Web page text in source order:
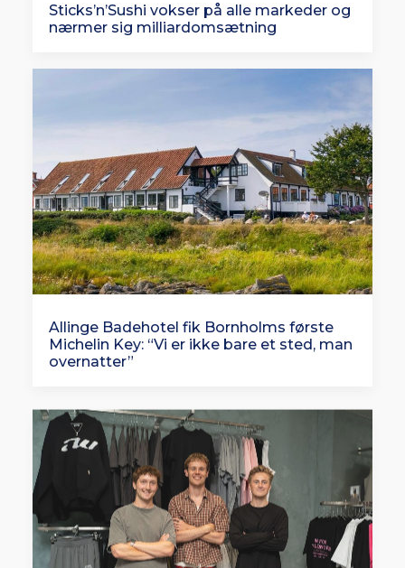
Sticks’n’Sushi vokser på alle markeder og
nærmer sig milliardomsætning
Allinge Badehotel fik Bornholms første
Michelin Key: “Vi er ikke bare et sted, man
overnatter”